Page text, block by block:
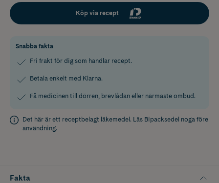
Köp via recept
Snabba fakta
Fri frakt för dig som handlar recept.
Betala enkelt med Klarna.
Få medicinen till dörren, brevlådan eller närmaste ombud.
Det här är ett receptbelagt läkemedel. Läs Bipacksedel noga före
användning.
Fakta